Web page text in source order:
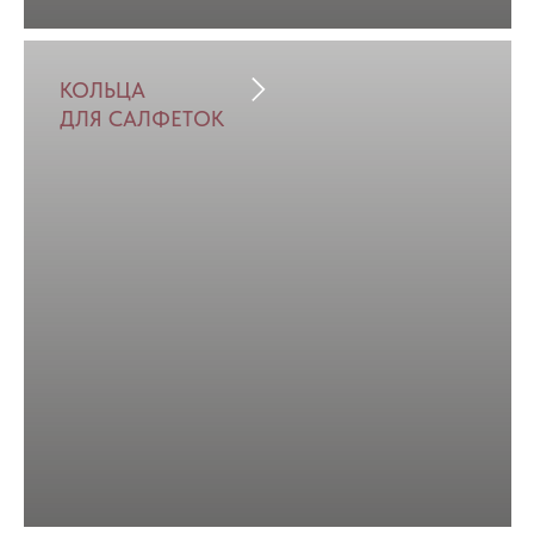
КОЛЬЦА
ДЛЯ САЛФЕТОК